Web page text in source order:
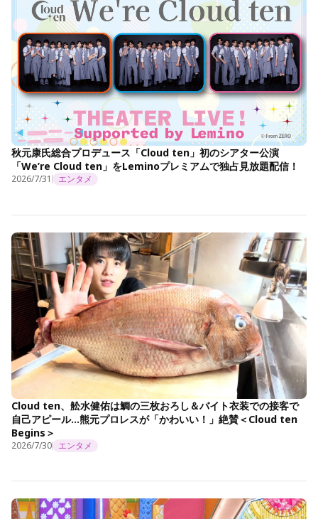
秋元康氏総合プロデュース「Cloud ten」初のシアター公演
「We’re Cloud ten」をLeminoプレミアムで独占見放題配信！
2026/7/31 エンタメ
Cloud ten、舩水健佑は鯛の三枚おろし＆バイト衣装での接客で
自己アピール…熊元プロレスが「かわいい！」絶賛＜Cloud ten
Begins＞
2026/7/30 エンタメ